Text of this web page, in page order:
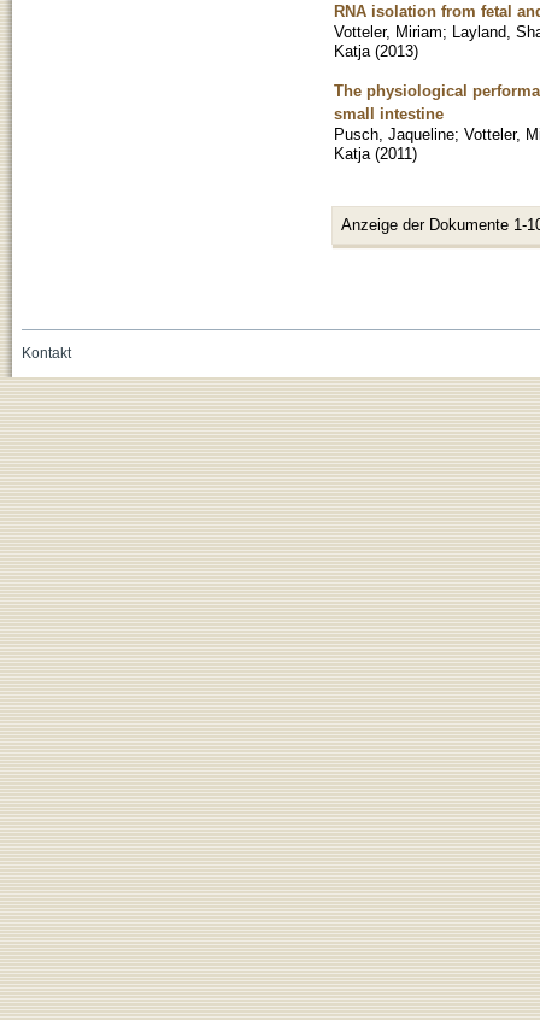
RNA isolation from fetal
Votteler, Miriam; Layland,
Katja (2013)
The physiological
small intestine
Pusch, Jaqueline; Votteler,
Katja (2011)
Anzeige der Dokumente 1-
Kontakt